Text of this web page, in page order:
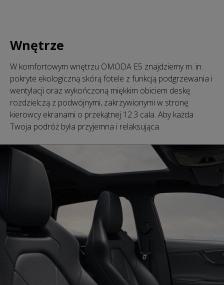
Wnętrze
W komfortowym wnętrzu OMODA E5 znajdziemy m. in.
pokryte ekologiczną skórą fotele z funkcją podgrzewania i
wentylacji oraz wykończoną miękkim obiciem deskę
rozdzielczą z podwójnymi, zakrzywionymi w stronę
kierowcy ekranami o przekątnej 12.3 cala. Aby każda
Twoja podróż była przyjemna i relaksująca.